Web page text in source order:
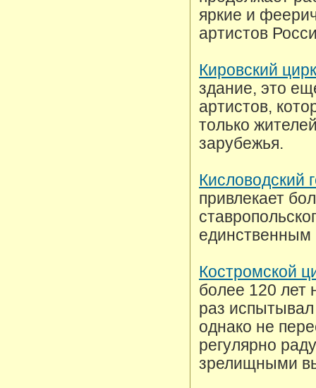
яркие и
артистов
Кировский цирк
здание, это
артистов,
только
зарубежья.
Кисловодский
привлекает
единственным
Костромской
более 120 лет
раз
однако не
регулярно
зрелищными